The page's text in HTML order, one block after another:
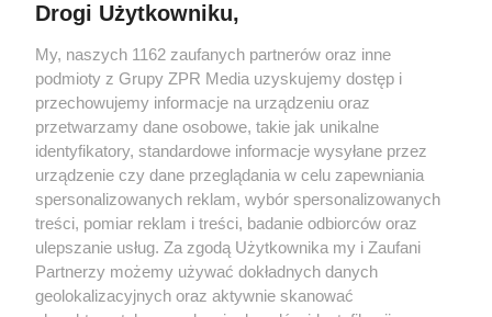
Żaden utwór zamieszczony w serwisie nie może być powielany i
rozpowszechniany lub dalej rozpowszechniany w jakikolwiek sposób
(w tym także elektroniczny lub mechaniczny) na jakimkolwiek polu
eksploatacji w jakiejkolwiek formie, włącznie z umieszczaniem w
Internecie bez pisemnej zgody właściciela praw. Jakiekolwiek użycie
lub wykorzystanie utworów w całości lub w części z naruszeniem
prawa, tzn. bez właściwej zgody, jest zabronione pod groźbą kary i
może być ścigane prawnie.
Drogi Użytkowniku,
My, naszych 1162 zaufanych partnerów oraz inne
podmioty z Grupy ZPR Media uzyskujemy dostęp i
przechowujemy informacje na urządzeniu oraz
przetwarzamy dane osobowe, takie jak unikalne
identyfikatory, standardowe informacje wysyłane przez
urządzenie czy dane przeglądania w celu zapewniania
spersonalizowanych reklam, wybór spersonalizowanych
treści, pomiar reklam i treści, badanie odbiorców oraz
ulepszanie usług. Za zgodą Użytkownika my i Zaufani
Partnerzy możemy używać dokładnych danych
geolokalizacyjnych oraz aktywnie skanować